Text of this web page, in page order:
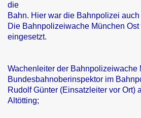
die
Bahn. Hier war die Bahnpolizei
Die Bahnpolizeiwache München
eingesetzt.
Wachenleiter der Bahnpolizeiwache
Bundesbahnoberinspektor im
Rudolf Günter (Einsatzleiter vor Ort)
Altötting;